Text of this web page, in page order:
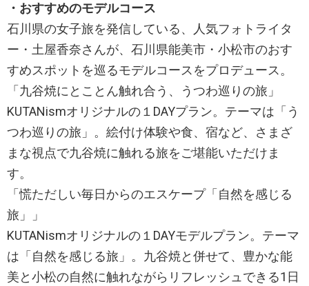
・おすすめのモデルコース
石川県の女子旅を発信している、人気フォトライタ
ー・土屋香奈さんが、石川県能美市・小松市のおす
すめスポットを巡るモデルコースをプロデュース。
「九谷焼にとことん触れ合う、うつわ巡りの旅」
KUTANismオリジナルの１DAYプラン。テーマは「う
つわ巡りの旅」。絵付け体験や食、宿など、さまざ
まな視点で九谷焼に触れる旅をご堪能いただけま
す。
「慌ただしい毎日からのエスケープ「自然を感じる
旅」」
KUTANismオリジナルの１DAYモデルプラン。テーマ
は「自然を感じる旅」。九谷焼と併せて、豊かな能
美と小松の自然に触れながらリフレッシュできる1日